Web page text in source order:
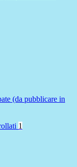
(da pubblicare in
1